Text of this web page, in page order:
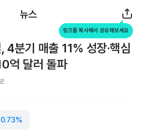
뉴스
링크를 복사해서 공유해보세요
4분기 매출 11% 성장·핵심
억 달러 돌파